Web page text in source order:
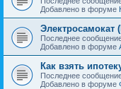
Добавлено в форуме
Электросамокат
Последнее
Добавлено в форуме
Как взять
Последнее
Добавлено в форуме